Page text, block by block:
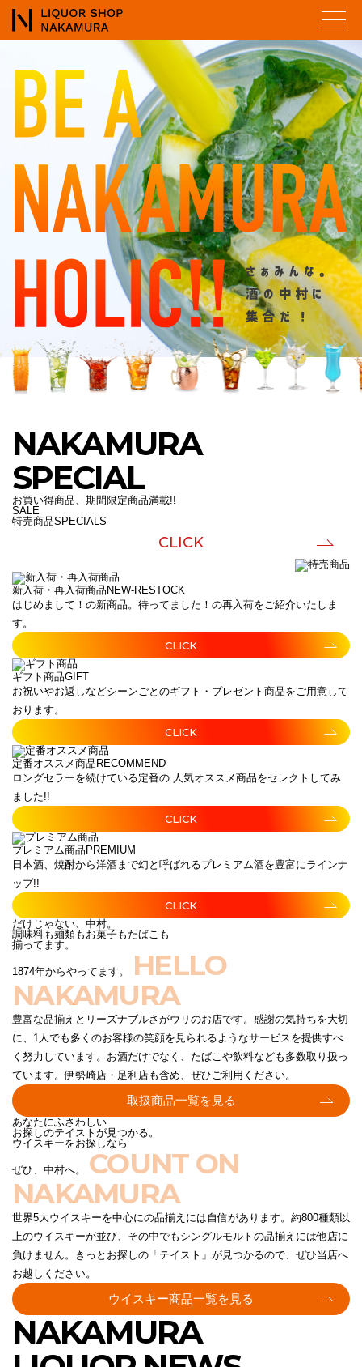
NAKAMURA
SPECIAL
お買い得商品、期間限定商品満載!!
SALE
特売商品SPECIALS
CLICK
新入荷・再入荷商品 NEW-RESTOCK
はじめまして！の新商品。待ってました！の再入荷をご紹介いたしま
す。
CLICK
ギフト商品GIFT
お祝いやお返しなどシーンごとのギフト・プレゼント商品をご用意して
おります。
CLICK
定番オススメ商品 RECOMMEND
ロングセラーを続けている定番の 人気オススメ商品をセレクトしてみ
ました!!
CLICK
プレミアム商品 PREMIUM
日本酒、焼酎から洋酒まで幻と呼ばれるプレミアム酒を豊富にラインナ
ップ!!
CLICK
だけじゃない、中村。
調味料も麺類もお菓子もたばこも
揃ってます。
1874年からやってます。
HELLO
NAKAMURA
豊富な品揃えとリーズナブルさがウリのお店です。感謝の気持ちを大切
に、1人でも多くのお客様の笑顔を見られるようなサービスを提供すべ
く努力しています。お酒だけでなく、たばこや飲料なども多数取り扱っ
ています。伊勢崎店・足利店も含め、ぜひご利用ください。
取扱商品一覧を見る
あなたにふさわしい
お探しのテイストが見つかる。
ウイスキーをお探しなら
ぜひ、中村へ。 COUNT ON
NAKAMURA
世界5大ウイスキーを中心にの品揃えには自信があります。約800種類以
上のウイスキーが並び、その中でもシングルモルトの品揃えには他店に
負けません。きっとお探しの「テイスト」が見つかるので、ぜひ当店へ
お越しください。
ウイスキー商品一覧を見る
NAKAMURA